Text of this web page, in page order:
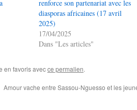
renforce son partenariat avec les
diasporas africaines (17 avril
2025)
17/04/2025
Dans "Les articles"
en favoris avecce permalien.
Amour vache entre Sassou-Nguesso et les